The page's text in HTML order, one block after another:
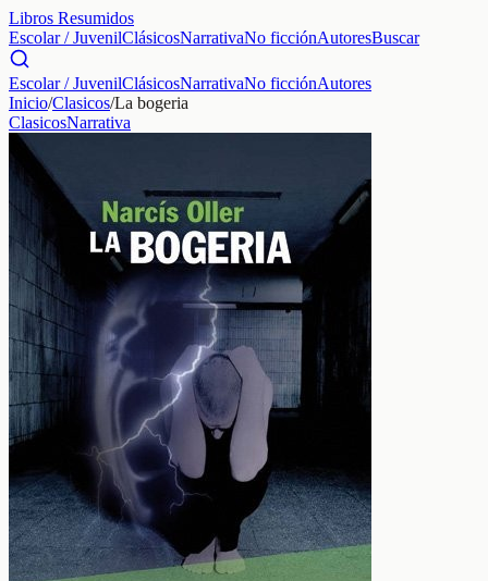
Libros Resumidos
Escolar / JuvenilClásicosNarrativaNo ficciónAutoresBuscar
Escolar / JuvenilClásicosNarrativaNo ficciónAutores
Inicio/Clasicos/La bogeria
ClasicosNarrativa